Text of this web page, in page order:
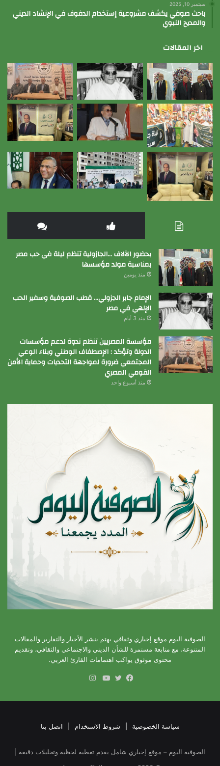
سبتمبر 10, 2025
باحث صوفي يكشف مشروعية إستخدام الدفوف في الإنشاد الديني
والمديح النبوي
اخر المقالات
بحضور الآلاف …الجازولية تنظم ليلة في حب مصر
بمناسبة مولد مؤسسها
منذ يومين
الإمام جابر الجزولي… قطب الصوفية وسفير الحب
الإلهي في مصر
منذ 3 أيام
مؤسسة المصريين تنظم ندوة لدعم مؤسسات
الدولة وتؤكد : الإصطفاف الوطني وبناء الوعي
المجتمعي ضرورة لمواجهة التحديات وحماية الأمن
القومي المصري
منذ أسبوع واحد
الصوفية اليوم موقع إخباري وثقافي يهتم بنشر الأخبار والتقارير والمقالات
المتنوعة، مع متابعة مستمرة للشأن الديني والاجتماعي والثقافي، وتقديم
محتوى موثوق يواكب اهتمامات القارئ العربي.
سياسة الخصوصية شروط الاستخدام اتصل بنا
الصوفية اليوم – موقع إخباري شامل يقدم تغطية لحظية وتحليلات دقيقة |